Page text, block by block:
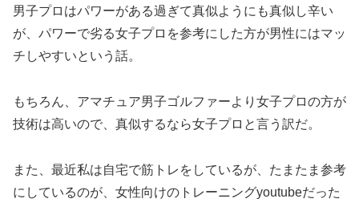
男子プロはパワーがある過ぎて真似ようにも真似し辛い
が、パワーで劣る女子プロを参考にした方が男性にはマッ
チしやすいという話。
もちろん、アマチュア男子ゴルファーより女子プロの方が
技術は高いので、真似するなら女子プロと言う訳だ。
また、最近私は自宅で筋トレをしているが、たまたま参考
にしているのが、女性向けのトレーニングyoutubeだった